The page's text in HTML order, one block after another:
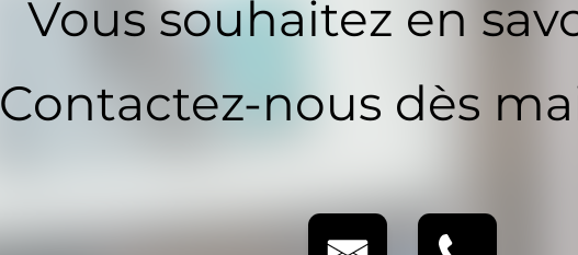
Vous souhaitez en
Contactez-nous dès